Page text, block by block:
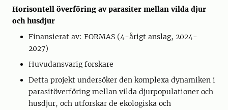
Horisontell överföring av parasiter mellan vilda djur
och husdjur
Finansierat av: FORMAS (4-årigt anslag, 2024-
2027)
Huvudansvarig forskare
Detta projekt undersöker den komplexa dynamiken i
parasitöverföring mellan vilda djurpopulationer och
husdjur, och utforskar de ekologiska och